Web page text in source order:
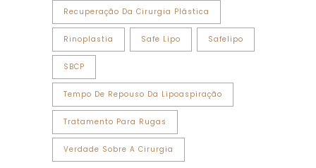
Recuperação Da Cirurgia Plástica
Rinoplastia Safe Lipo Safelipo
SBCP
Tempo De Repouso Da Lipoaspiração
Tratamento Para Rugas
Verdade Sobre A Cirurgia